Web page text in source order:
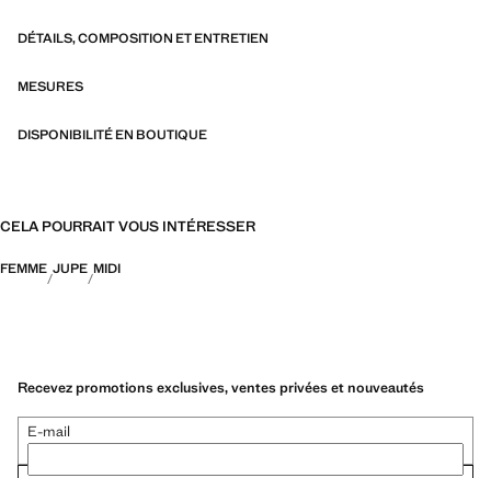
DÉTAILS, COMPOSITION ET ENTRETIEN
MESURES
DISPONIBILITÉ EN BOUTIQUE
CELA POURRAIT VOUS INTÉRESSER
FEMME JUPE MIDI
Recevez promotions exclusives, ventes privées et nouveautés
E-mail